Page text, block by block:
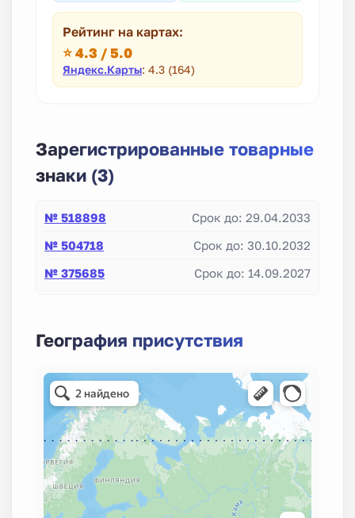
Рейтинг на картах:
⭐ 4.3 / 5.0
Яндекс.Карты: 4.3 (164)
Зарегистрированные товарные
знаки (3)
№ 518898
Срок до: 29.04.2033
№ 504718
Срок до: 30.10.2032
№ 375685
Срок до: 14.09.2027
География присутствия